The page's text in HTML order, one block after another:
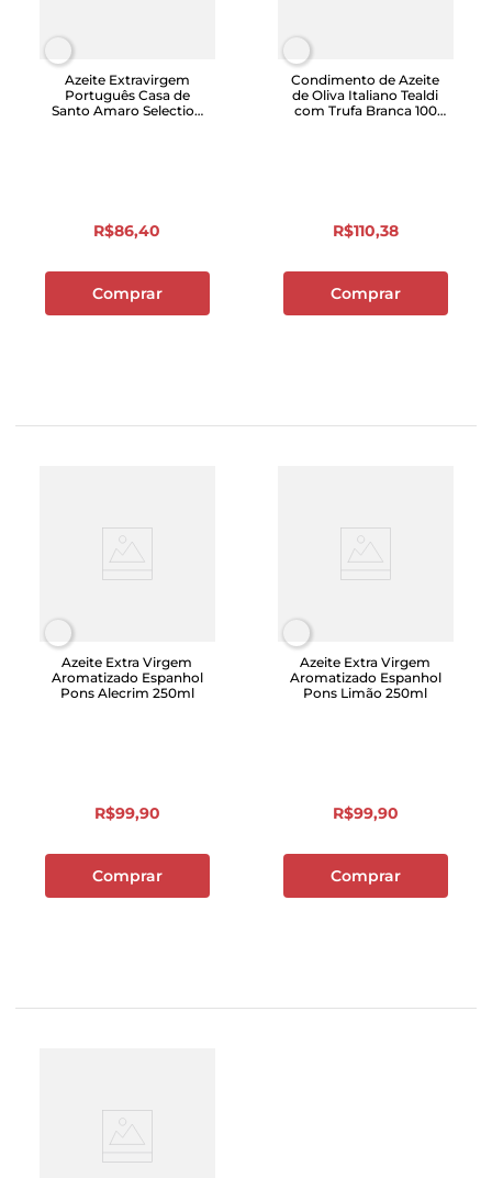
Azeite Extravirgem
Português Casa de
Santo Amaro Selection
R$86,40
Comprar
Condimento de Azeite
de Oliva Italiano Tealdi
com Trufa Branca 100
R$110,38
Comprar
Azeite Extra Virgem
Aromatizado Espanhol
Pons Alecrim 250ml
R$99,90
Comprar
Azeite Extra Virgem
Aromatizado Espanhol
Pons Limão 250ml
R$99,90
Comprar